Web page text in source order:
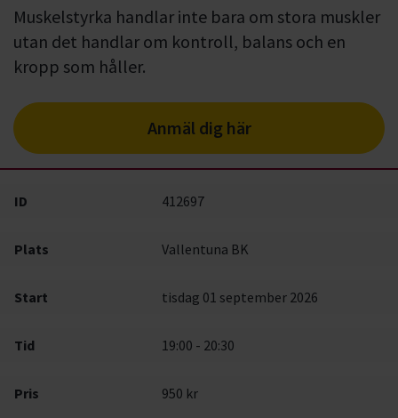
Muskelstyrka handlar inte bara om stora muskler
utan det handlar om kontroll, balans och en
kropp som håller.
Anmäl dig här
ID 412697
Plats Vallentuna BK
Start tisdag 01 september 2026
Tid 19:00 - 20:30
Pris 950 kr